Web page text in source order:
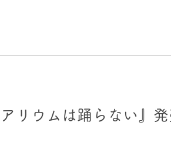
リウムは踊らない』